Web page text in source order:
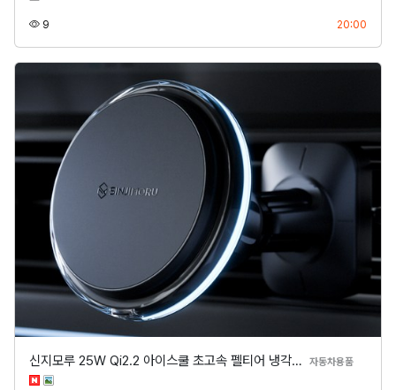
9 20:00
신지모루 25W Qi2.2 아이스쿨 초고속 펠티어 냉각… 자동차용품분류